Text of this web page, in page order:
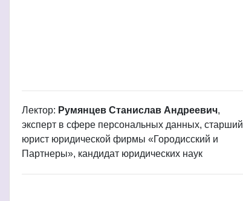
Лектор: Румянцев Станислав Андреевич,
эксперт в сфере персональных данных, старший
юрист юридической фирмы «Городисский и
Партнеры», кандидат юридических наук